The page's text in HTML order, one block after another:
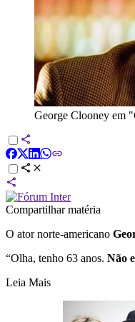
George Clooney em
Compartilhar matéria
O ator norte-americano
“Olha, tenho 63 anos. Não
Leia Mais